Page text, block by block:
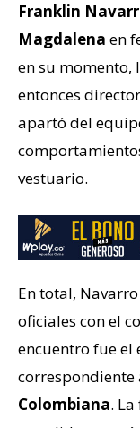
Franklin
Magdalena en
en su momento,
entonces
apartó del
vestuario.
En total,
oficiales con el
encuentro fue el
correspondiente
Colombiana.